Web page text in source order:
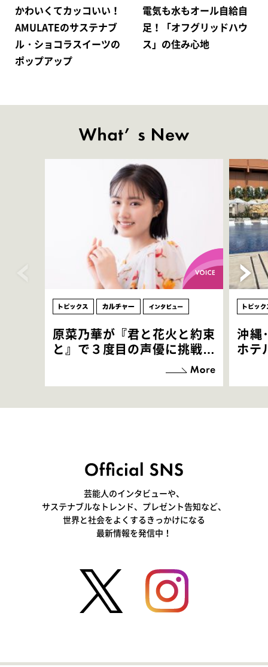
かわいくてカッコいい！
AMULATEのサステナブ
ル・ショコラスイーツの
ポップアップ
電気も水もオール自給自
足！「オフグリッドハウ
ス」の住み心地
原菜乃華が『君と花火と約束
と』で３度目の声優に挑戦！
「お邪魔させてもらっている
感覚ですが､お芝居に没頭で
沖縄
ホテ
芸能人のインタビューや、
サステナブルなトレンド、プレゼント告知など、
世界と社会をよくするきっかけになる
最新情報を発信中！